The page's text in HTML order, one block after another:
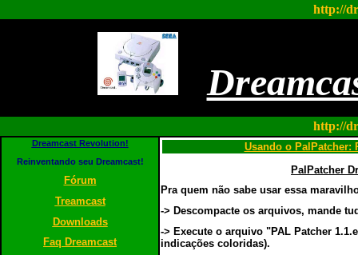
http://
http://
Dreamcast Revolution!
Reinventando seu Dreamcast!
Fórum
Treamcast
Downloads
Faq Dreamcast
Usando o PalPatcher:
PalPatcher
Pra quem não sabe usar essa
-> Descompacte os arquivos, mande
-> Execute o arquivo "PAL Patcher
indicações coloridas).